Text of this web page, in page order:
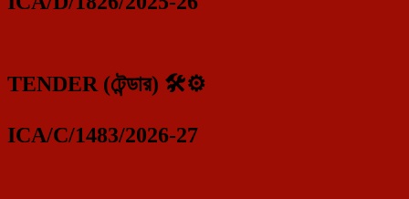
TENDER (টেন্ডার) 🛠️⚙️
ICA/C/1483/2026-27